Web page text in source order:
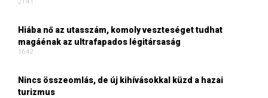
21:41
Hiába nő az utasszám, komoly veszteséget tudhat
magáénak az ultrafapados légitársaság
16:42
Nincs összeomlás, de új kihívásokkal küzd a hazai
turizmus